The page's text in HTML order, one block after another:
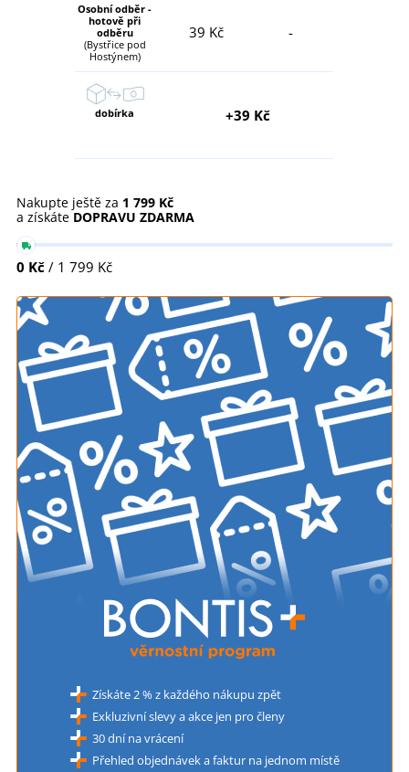
Osobní odběr -
hotově při
odběru
(Bystřice pod
Hostýnem)
39 Kč -
dobírka +39 Kč
Nakupte ještě za 1 799 Kč
a získáte DOPRAVU ZDARMA
0 Kč / 1 799 Kč
Získáte 2 % z každého nákupu zpět
Exkluzivní slevy a akce jen pro členy
30 dní na vrácení
Přehled objednávek a faktur na jednom místě